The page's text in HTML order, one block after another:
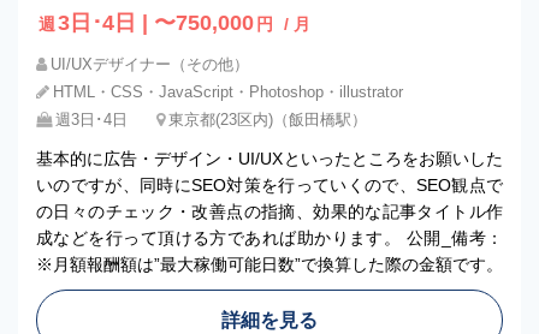
週 3日･4日 | 〜750,000 円 / 月
UI/UXデザイナー（その他）
HTML・CSS・JavaScript・Photoshop・illustrator
週3日･4日
東京都(23区内)（飯田橋駅）
基本的に広告・デザイン・UI/UXといったところをお願いした
いのですが、同時にSEO対策を行っていくので、SEO観点で
の日々のチェック・改善点の指摘、効果的な記事タイトル作
成などを行って頂ける方であれば助かります。 公開_備考：
※月額報酬額は”最大稼働可能日数”で換算した際の金額です。
詳細を見る